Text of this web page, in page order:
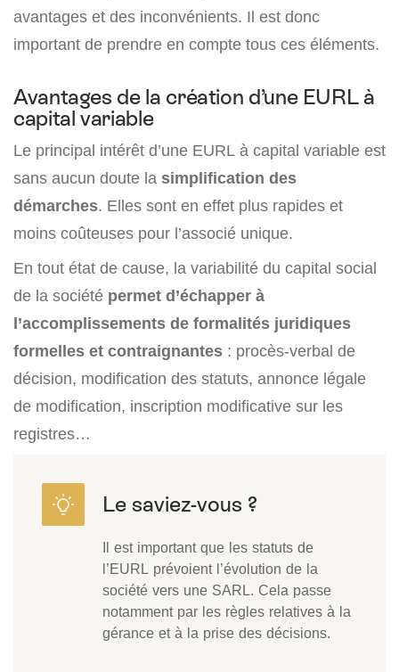
avantages et des inconvénients. Il est donc
important de prendre en compte tous ces éléments.
Avantages de la création d’une EURL à
capital variable
Le principal intérêt d’une EURL à capital variable est
sans aucun doute la simplification des
démarches. Elles sont en effet plus rapides et
moins coûteuses pour l’associé unique.
En tout état de cause, la variabilité du capital social
de la société permet d’échapper à
l’accomplissements de formalités juridiques
formelles et contraignantes : procès-verbal de
décision, modification des statuts, annonce légale
de modification, inscription modificative sur les
registres…
Il est important que les statuts de
l’EURL prévoient l’évolution de la
société vers une SARL. Cela passe
notamment par les règles relatives à la
gérance et à la prise des décisions.